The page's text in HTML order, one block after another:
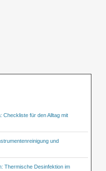
Checkliste für den Alltag mit
und
Thermische Desinfektion im